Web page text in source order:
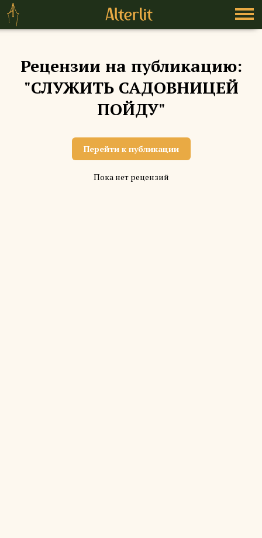
Рецензии на публикацию:
"СЛУЖИТЬ САДОВНИЦЕЙ
ПОЙДУ"
Перейти к публикации
Пока нет рецензий